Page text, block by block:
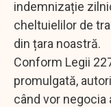
indemnizație
cheltuielilor de
din țara noastră.
Conform Legii
promulgată,
când vor